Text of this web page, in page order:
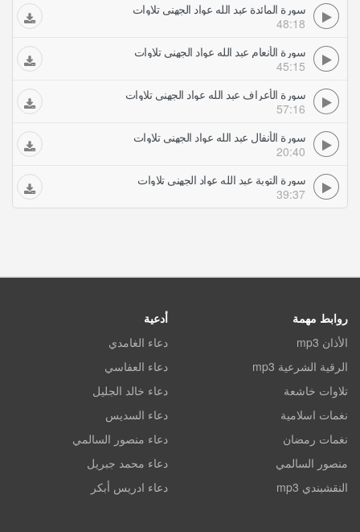
سورة المائدة عبد الله عواد الجهني تلاوات
48:18
سورة الأنعام عبد الله عواد الجهني تلاوات
45:15
سورة الأعراف عبد الله عواد الجهني تلاوات
57:16
سورة الأنفال عبد الله عواد الجهني تلاوات
20:40
سورة التوبة عبد الله عواد الجهني تلاوات
39:37
روابط مهمة
الأذان mp3
الرقية الشرعية mp3
تلاوات خاشعة
نغمات اسلامية
نغمات رمضان
منصور السالمي
النقشبندي mp3
أدعية
دعاء الغامدي
دعاء العفاسي
دعاء خالد الجليل
دعاء السديس
دعاء منصور السالمي
دعاء محمد جبريل
دعاء ادريس أبكر